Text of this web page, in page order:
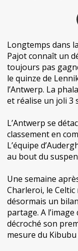
Longtemps dans
Pajot connaît un
toujours pas
le quinze de
l’Antwerp. La
et réalise un joli 3
L’Antwerp se
classement en
L’équipe
au bout du
Une semaine
Charleroi, le
désormais un
partage. A
décroché son
mesure du Kibubu